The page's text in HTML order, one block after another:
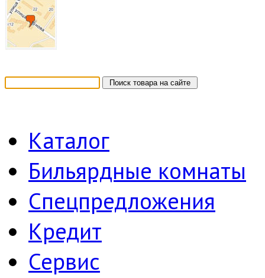
Каталог
Бильярдные комнаты
Спецпредложения
Кредит
Сервис